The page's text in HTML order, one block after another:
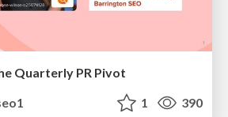
Quarterly PR Pivot
1 390